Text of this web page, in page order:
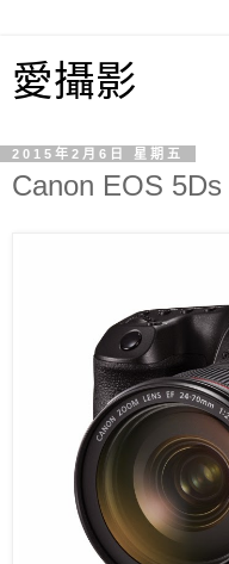
愛攝影
2015年2月6日 星期五
Canon EOS 5Ds